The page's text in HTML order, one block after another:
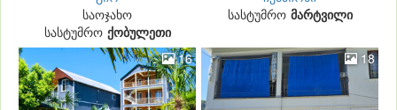
საოჯახო
სასტუმრო ქობულეთი
სასტუმრო მარტვილი
16 18